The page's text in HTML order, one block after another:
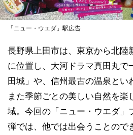
「ニュー・ウエダ」駅広告
長野県上田市は、東京から北
に位置し、大河ドラマ真田丸で
田城」や、信州最古の温泉とい
また季節ごとの美しい自然を楽
域。今回の「ニュー・ウエダ」
弾では、他では出会うことので